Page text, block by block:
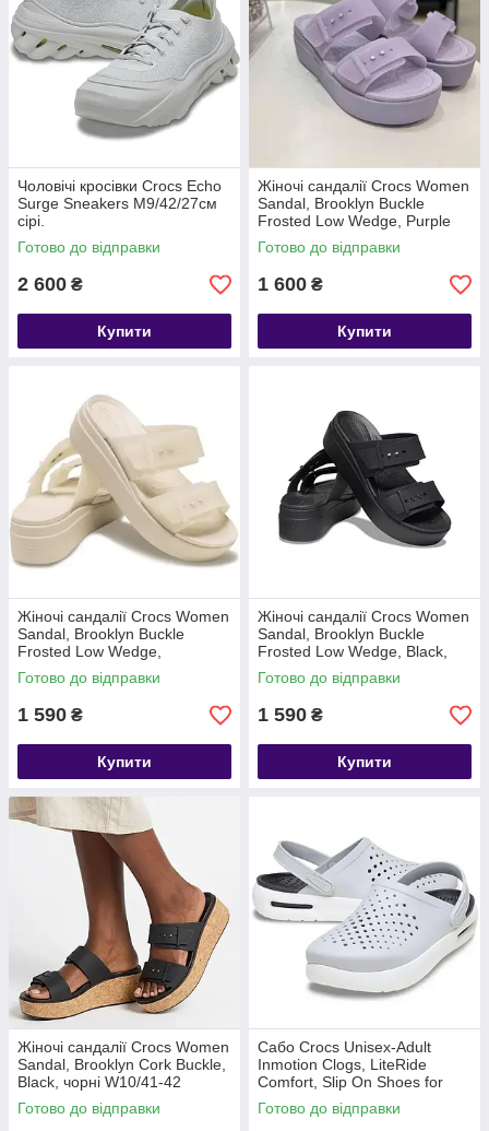
Чоловічі кросівки Crocs Echo
Surge Sneakers M9/42/27см
сірі.
Готово до відправки
2 600 ₴
Купити
Жіночі сандалії Crocs Women
Sandal, Brooklyn Buckle
Frosted Low Wedge, Purple
Moon, прозоро-фіолетовий
Готово до відправки
1 600 ₴
Купити
Жіночі сандалії Crocs Women
Sandal, Brooklyn Buckle
Frosted Low Wedge,
Sandstone, бежево-прозорий
W9/39-40
Готово до відправки
1 590 ₴
Купити
Жіночі сандалії Crocs Women
Sandal, Brooklyn Buckle
Frosted Low Wedge, Black,
чорні
Готово до відправки
1 590 ₴
Купити
Жіночі сандалії Crocs Women
Sandal, Brooklyn Cork Buckle,
Black, чорні W10/41-42
Готово до відправки
Сабо Crocs Unisex-Adult
Inmotion Clogs, LiteRide
Comfort, Slip On Shoes for
Women and Men, Atmosphere
Готово до відправки